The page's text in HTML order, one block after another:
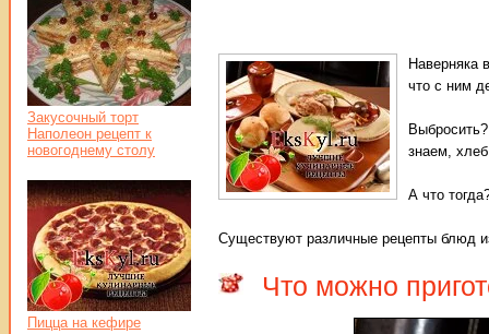
Наверняка
что с ним
знаем,
А что
Существуют различные рецепты блюд
Что можно
Закусочный торт
Наполеон рецепт к
новогоднему столу
Пицца на кефире